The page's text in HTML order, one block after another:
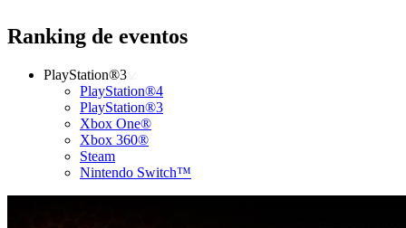
Ranking de eventos
PlayStation®3
PlayStation®4
PlayStation®3
Xbox One®
Xbox 360®
Steam
Nintendo Switch™